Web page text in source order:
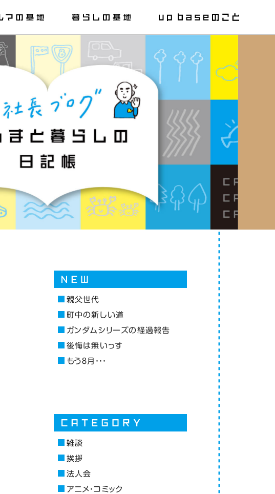
親父世代
町中の新しい道
ガンダムシリーズの経過報告
後悔は無いっす
もう８月・・・
雑談
挨拶
法人会
アニメ・コミック